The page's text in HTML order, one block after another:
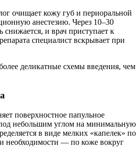
очищает кожу губ и периоральной
анестезию. Через 10–30
снижается, и врач приступает к
специалист вскрывает при
деликатные схемы введения, чем
поверхностное папульное
небольшим углом на минимальную
в виде мелких «капелек» по
необходимости — по коже вокруг